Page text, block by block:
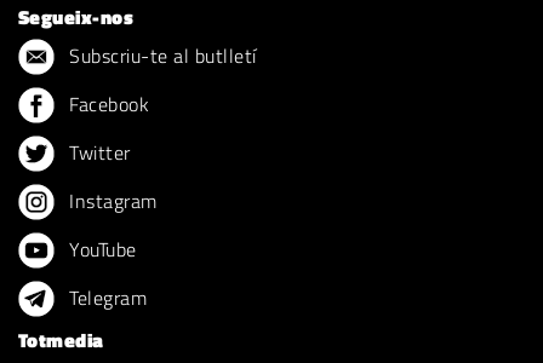
Segueix-nos
Subscriu-te al butlletí
Facebook
Twitter
Instagram
YouTube
Telegram
Totmedia